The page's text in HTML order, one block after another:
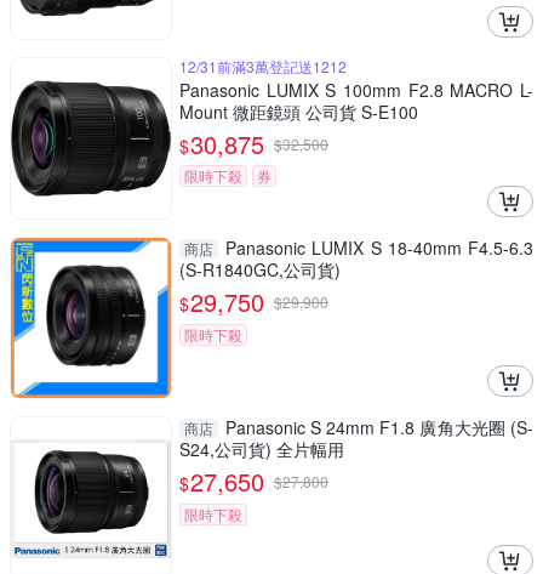
12/31前滿3萬登記送1212
Panasonic LUMIX S 100mm F2.8 MACRO L-
Mount 微距鏡頭 公司貨 S-E100
$30,875 $32,500
限時下殺
券
商店
Panasonic LUMIX S 18-40mm F4.5-6.3
(S-R1840GC,公司貨)
$29,750 $29,900
限時下殺
商店
Panasonic S 24mm F1.8 廣角大光圈 (S-
S24,公司貨) 全片幅用
$27,650 $27,800
限時下殺